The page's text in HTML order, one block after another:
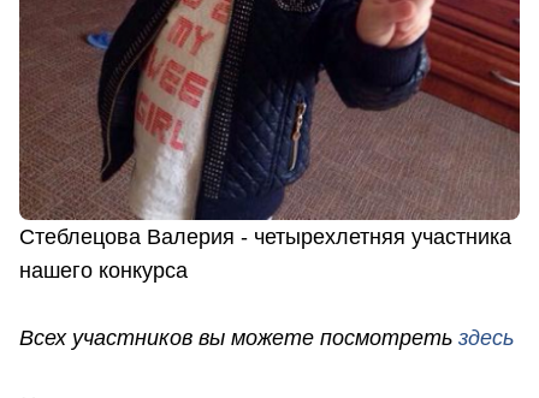
Стеблецова Валерия - четырехлетняя участника
нашего конкурса
Всех участников вы можете посмотреть здесь